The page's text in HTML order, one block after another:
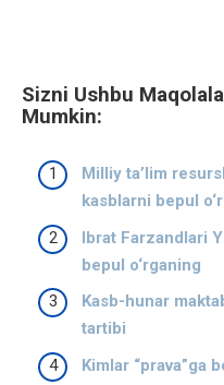
Sizni Ushbu
Mumkin:
Milliy ta’lim
kasblarni bepul
Ibrat Farzandlari
bepul o‘rganing
Kasb-hunar
tartibi
Kimlar “prava”ga